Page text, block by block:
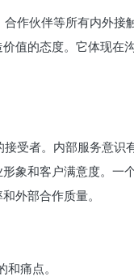
作伙伴等所有内外接
值的态度。它体现在
受者。内部服务意识
象和客户满意度。一
外部合作质量。
痛点。